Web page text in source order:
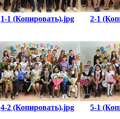
1-1 (Копировать).jpg 2-1
4-2 (Копировать).jpg 5-1